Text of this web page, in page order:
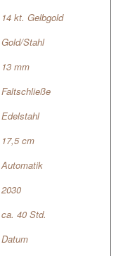
14 kt. Gelbgold
Gold/Stahl
13 mm
Faltschließe
Edelstahl
17,5 cm
Automatik
2030
ca. 40 Std.
Datum